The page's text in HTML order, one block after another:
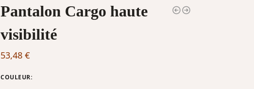
Pantalon Cargo haute
visibilité
53,48€
COULEUR: